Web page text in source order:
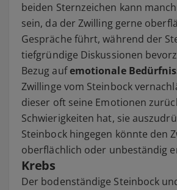
beiden Sternzeichen kann
sein, da der Zwilling gerne
Gespräche führt, während der
tiefgründige Diskussionen
Bezug aufemotionale
Zwillinge vom Steinbock
dieser oft seine Emotionen
Schwierigkeiten hat, sie
Steinbock hingegen könnte den
oberflächlich oder unbeständig
Krebs
Der bodenständige Steinbock